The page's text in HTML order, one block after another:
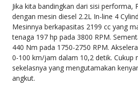
Jika kita bandingkan dari sisi performa,
dengan mesin diesel 2.2L In-line 4
Mesinnya berkapasitas 2199 cc yang
tenaga 197 hp pada 3800 RPM.
440 Nm pada 1750-2750 RPM.
0-100 km/jam dalam 10,2 detik. Cukup
sekelasnya yang mengutamakan
angkut.